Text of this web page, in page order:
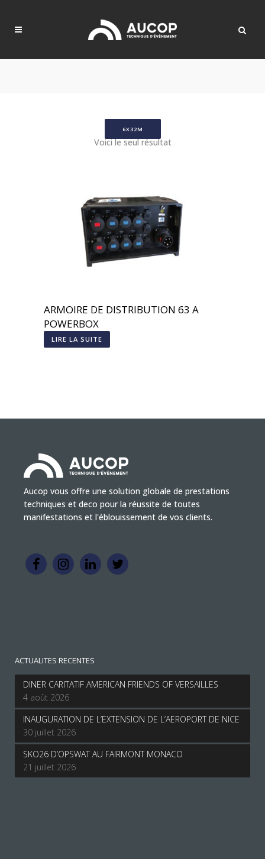
6X32M
Voici le seul résultat
ARMOIRE DE DISTRIBUTION 63 A
POWERBOX
LIRE LA SUITE
Aucop vous offre une solution globale de prestations
techniques et deco pour la réussite de toutes
manifestations et l'éblouissement de vos clients.
ACTUALITES RECENTES
DINER CARITATIF AMERICAN FRIENDS OF VERSAILLES
4 août 2026
INAUGURATION DE L’EXTENSION DE L’AEROPORT DE NICE
30 juillet 2026
SKO26 D’OPSWAT AU FAIRMONT MONACO
21 juillet 2026